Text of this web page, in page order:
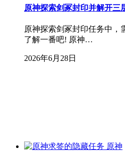
原神探索剑冢封印并解开三
原神探索剑冢封印任务中，
了解一番吧! 原神…
2026年6月28日
原神